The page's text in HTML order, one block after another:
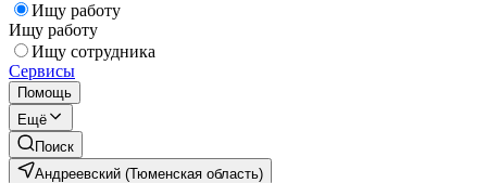
Ищу работу
Ищу работу
Ищу сотрудника
Сервисы
Помощь
Ещё
Поиск
Андреевский (Тюменская область)